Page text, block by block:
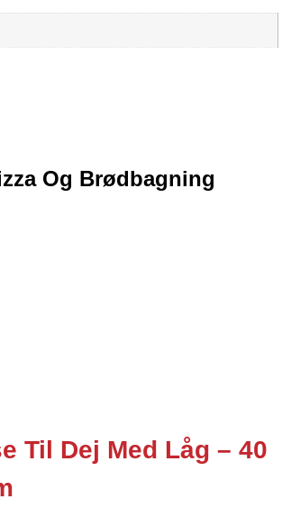
Og Brødbagning
Til Dej Med Låg – 40